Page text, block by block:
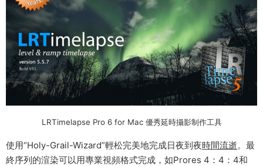
LRTimelapse Pro 6 for Mac 優秀延時攝影制作工具
使用“Holy-Grail-Wizard”輕松完美地完成日夜到夜時間流逝。最
終序列的渲染可以用專業視頻格式完成，如Prores 4：4：4和